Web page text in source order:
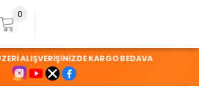
ALIŞVERİŞİNİZDE KARGO BEDAVA
0